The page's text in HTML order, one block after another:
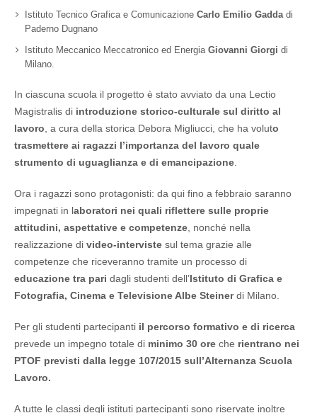
Istituto Tecnico Grafica e Comunicazione Carlo Emilio Gaddadi
Paderno Dugnano
Istituto Meccanico Meccatronico ed Energia Giovanni Giorgi di
Milano.
In ciascuna scuola il progetto è stato avviato da una Lectio
Magistralis di introduzione storico-culturale sul diritto al
lavoro, a cura della storica Debora Migliucci, che ha voluto
trasmettere ai ragazzi l’importanza del lavoro quale
strumento di uguaglianza e di emancipazione.
Ora i ragazzi sono protagonisti: da qui fino a febbraio saranno
impegnati in laboratori nei quali riflettere sulle proprie
attitudini, aspettative e competenze, nonché nella
realizzazione di video-interviste sul tema grazie alle
competenze che riceveranno tramite un processo di
educazione tra pari dagli studenti dell’Istituto di Grafica e
Fotografia, Cinema e Televisione Albe Steinerdi Milano.
Per gli studenti partecipanti il percorso formativo e di ricerca
prevede un impegno totale di minimo 30 ore che rientrano nei
PTOF previsti dalla legge 107/2015 sull’Alternanza Scuola
Lavoro.
A tutte le classi degli istituti partecipanti sono riservate inoltre